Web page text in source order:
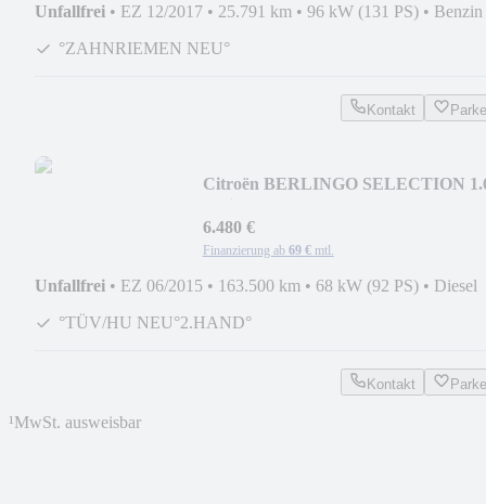
Unfallfrei • EZ 12/2017 • 25.791 km • 96 kW (131 PS) • Benzin
°ZAHNRIEMEN NEU°
Kontakt
Citroën BERLINGO SELECTION
6.480 €
Finanzierung ab 69 € mtl.
Unfallfrei • EZ 06/2015 • 163.500 km • 68 kW (92 PS) • Diesel
°TÜV/HU NEU°2.HAND°
Kontakt
¹MwSt. ausweisbar